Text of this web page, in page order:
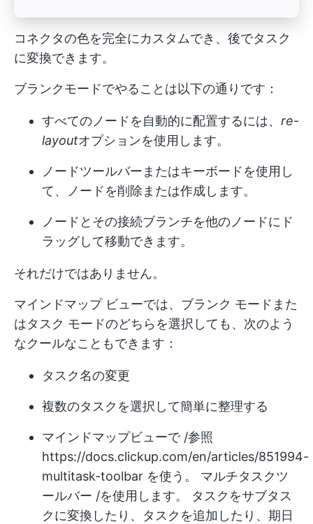
コネクタの色を完全にカスタムでき、後でタスク
に変換できます。
ブランクモードでやることは以下の通りです：
すべてのノードを自動的に配置するには、 re-
layoutオプションを使用します。
ノードツールバーまたはキーボードを使用し
て、ノードを削除または作成します。
ノードとその接続ブランチを他のノードにド
ラッグして移動できます。
それだけではありません。
マインドマップ ビューでは、ブランク モードまた
はタスク モードのどちらを選択しても、次のよう
なクールなこともできます：
タスク名の変更
複数のタスクを選択して簡単に整理する
マインドマップビューで /参照
https://docs.clickup.com/en/articles/851994-
multitask-toolbar を使う。 マルチタスクツ
ールバー /を使用します。 タスクをサブタス
クに変換したり、タスクを追加したり、期日